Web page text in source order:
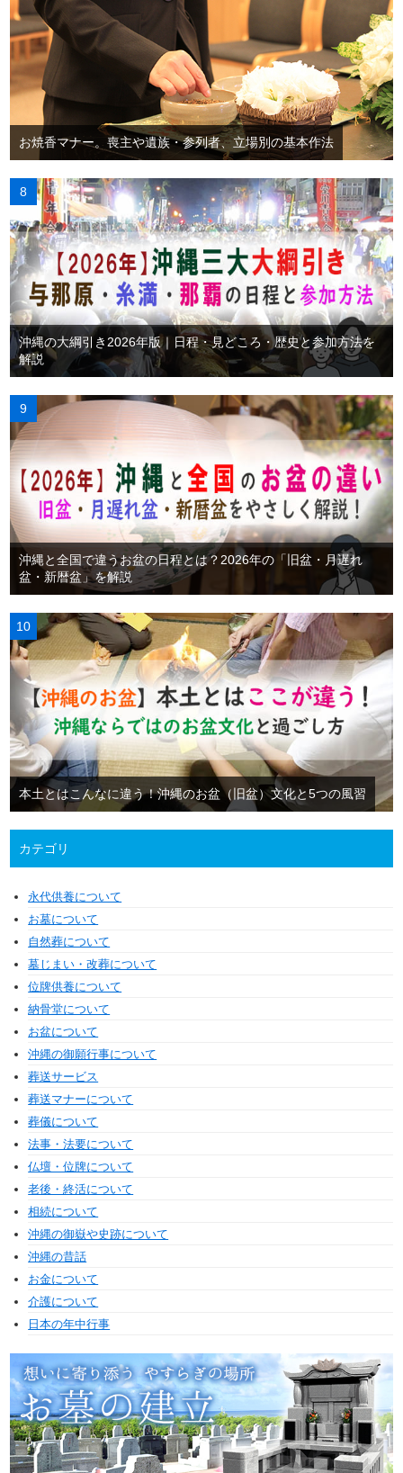
お焼香マナー。喪主や遺族・参列者、立場別の基本作法
沖縄の大綱引き2026年版｜日程・見どころ・歴史と参加方法を
解説
沖縄と全国で違うお盆の日程とは？2026年の「旧盆・月遅れ
盆・新暦盆」を解説
本土とはこんなに違う！沖縄のお盆（旧盆）文化と5つの風習
カテゴリ
永代供養について
お墓について
自然葬について
墓じまい・改葬について
位牌供養について
納骨堂について
お盆について
沖縄の御願行事について
葬送サービス
葬送マナーについて
葬儀について
法事・法要について
仏壇・位牌について
老後・終活について
相続について
沖縄の御嶽や史跡について
沖縄の昔話
お金について
介護について
日本の年中行事